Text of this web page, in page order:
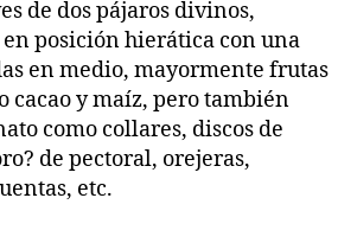
de dos pájaros divinos,
posición hierática con una
en medio, mayormente frutas
cacao y maíz, pero también
como collares, discos de
de pectoral, orejeras,
etc.